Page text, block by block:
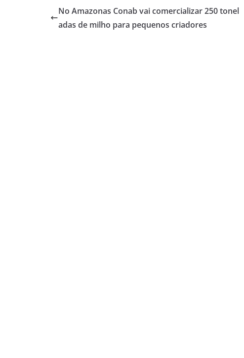
No Amazonas Conab vai comercializar 250 tonel
adas de milho para pequenos criadores